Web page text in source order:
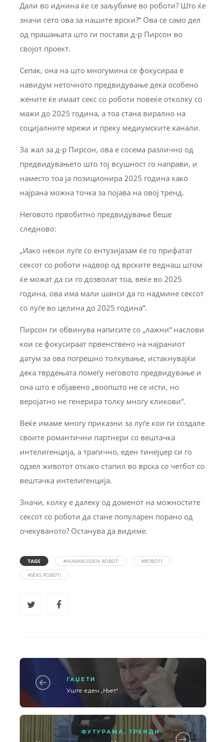
Дали во иднина ќе се заљубиме во роботи? Што ќе
значи сето ова за нашите врски?“ Ова се само дел
од прашањата што ги постави д-р Пирсон во
својот проект.
Сепак, она на што многумина се фокусираа е
навидум неточното предвидување дека особено
жените ќе имаат секс со роботи повеќе отколку со
мажи до 2025 година, а тоа стана вирално на
социјалните мрежи и преку медиумските канали.
За жал за д-р Пирсон, ова е сосема различно од
предвидувањето што тој всушност го направи, и
наместо тоа ја позиционира 2025 година како
најрана можна точка за појава на овој тренд.
Неговото првобитно предвидување беше
следново:
„Иако некои луѓе со ентузијазам ќе го прифатат
сексот со роботи надвор од врските веднаш штом
ќе можат да си го дозволат тоа, веќе во 2025
година, ова има мали шанси да го надмине сексот
со луѓе во целина до 2025 година“.
Пирсон ги обвинува написите со „лажни“ наслови
кои се фокусираат првенствено на најраниот
датум за ова погрешно толкување, истакнувајќи
дека тврдењата помеѓу неговото предвидување и
она што е објавено „воопшто не се исти, но
веројатно не генерира толку многу кликови“.
Веќе имаме многу приказни за луѓе кои ги создале
своите романтични партнери со вештачка
интелигенција, а трагично, еден тинејџер си го
одзел животот откако стапил во врска со четбот со
вештачка интелигенција.
Значи, колку е далеку од доменот на можностите
сексот со роботи да стане популарен порано од
очекуваното? Останува да видиме.
TAGS #HUMANOIDEN ROBOT
#ROBOTI
#SEKS ROBOTI
ГАЏЕТИ
Уште еден „Њет“
ФУТУРАМА , ТРЕНДИ